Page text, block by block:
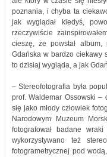
poznania, i chyba ta
jak wyglądał kiedyś,
rzeczywiście
cieszę, że powstał
Gdańska w bardzo ciekawy
to dzisiaj wygląda, a jak
– Stereofotografia była
prof. Waldemar Ossowski –
się jako młody człowiek
Narodowym Muzeum
fotografował badane
wykorzystywano też
fotogrametrycznej pod